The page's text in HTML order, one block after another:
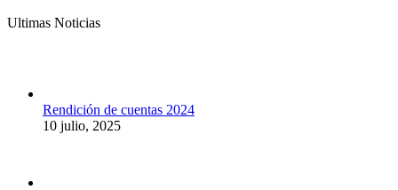
Ultimas Noticias
Rendición de cuentas 2024
10 julio, 2025